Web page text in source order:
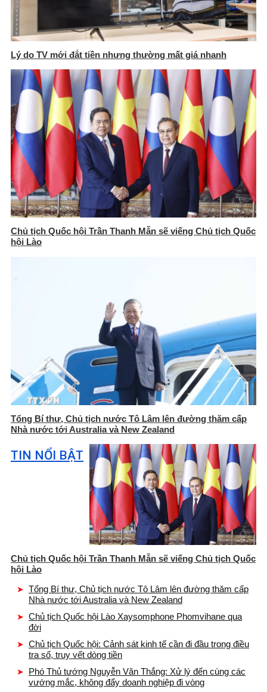
Lý do TV mới đắt tiền nhưng thường mất giá nhanh
Chủ tịch Quốc hội Trần Thanh Mẫn sẽ viếng Chủ tịch Quốc
hội Lào
Tổng Bí thư, Chủ tịch nước Tô Lâm lên đường thăm cấp
Nhà nước tới Australia và New Zealand
TIN NỔI BẬT
Chủ tịch Quốc hội Trần Thanh Mẫn sẽ viếng Chủ tịch Quốc
hội Lào
Tổng Bí thư, Chủ tịch nước Tô Lâm lên đường thăm cấp
Nhà nước tới Australia và New Zealand
Chủ tịch Quốc hội Lào Xaysomphone Phomvihane qua
đời
Chủ tịch Quốc hội: Cảnh sát kinh tế cần đi đầu trong điều
tra số, truy vết dòng tiền
Phó Thủ tướng Nguyễn Văn Thắng: Xử lý đến cùng các
vướng mắc, không đẩy doanh nghiệp đi vòng